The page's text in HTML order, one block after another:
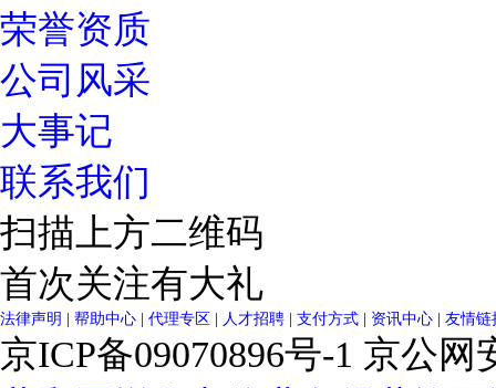
荣誉资质
公司风采
大事记
联系我们
扫描上方二维码
首次关注有大礼
法律声明 帮助中心 代理专区 人才招聘 支付方式 资讯中心 友情链
京ICP备09070896号-1 京公网